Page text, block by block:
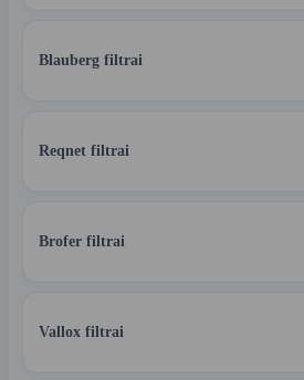
Blauberg filtrai
Reqnet filtrai
Brofer filtrai
Vallox filtrai